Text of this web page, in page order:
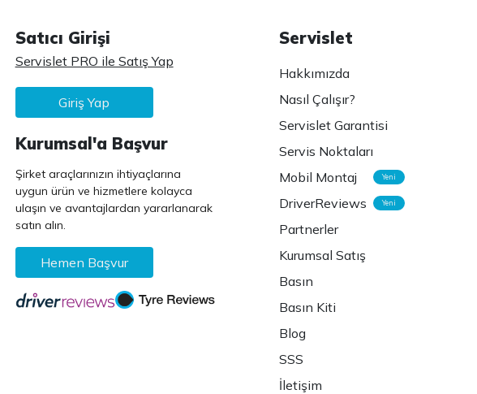
Satıcı Girişi
Servislet PRO ile Satış Yap
Giriş Yap
Kurumsal'a Başvur
Şirket araçlarınızın ihtiyaçlarına
uygun ürün ve hizmetlere kolayca
ulaşın ve avantajlardan yararlanarak
satın alın.
Hemen Başvur
Servislet
Hakkımızda
Nasıl Çalışır?
Servislet Garantisi
Servis Noktaları
Mobil Montaj
Yeni
DriverReviews Yeni
Partnerler
Kurumsal Satış
Basın
Basın Kiti
Blog
SSS
İletişim